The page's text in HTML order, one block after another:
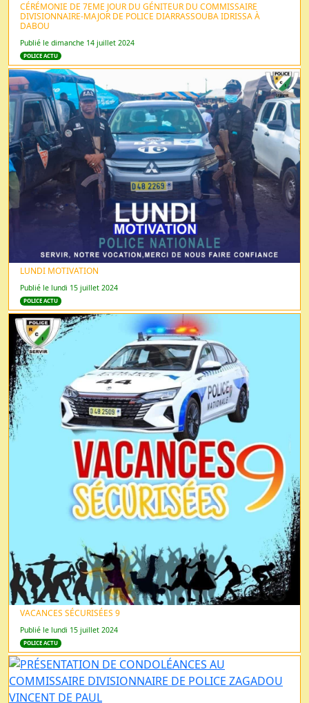
CÉRÉMONIE DE 7EME JOUR DU GÉNITEUR DU COMMISSAIRE
DIVISIONNAIRE-MAJOR DE POLICE DIARRASSOUBA IDRISSA À
DABOU
Publié le dimanche 14 juillet 2024
POLICE ACTU
LUNDI MOTIVATION
Publié le lundi 15 juillet 2024
POLICE ACTU
VACANCES SÉCURISÉES 9
Publié le lundi 15 juillet 2024
POLICE ACTU